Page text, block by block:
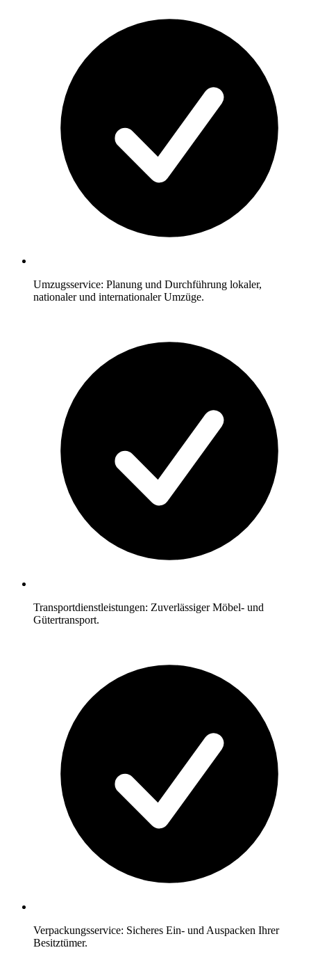
Umzugsservice: Planung und Durchführung lokaler,
nationaler und internationaler Umzüge.
Transportdienstleistungen: Zuverlässiger Möbel- und
Gütertransport.
Verpackungsservice: Sicheres Ein- und Auspacken Ihrer
Besitztümer.